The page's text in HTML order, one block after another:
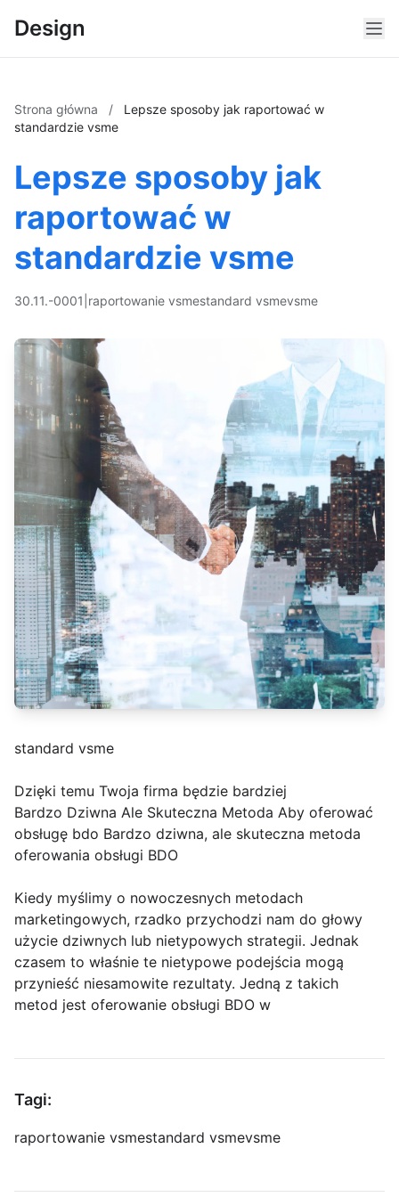
Design
Strona główna /
Lepsze sposoby jak raportować w
standardzie vsme
Lepsze sposoby jak
raportować w
standardzie vsme
30.11.-0001 raportowanie vsmestandard vsmevsme
standard vsme
Dzięki temu Twoja firma będzie bardziej
Bardzo Dziwna Ale Skuteczna Metoda Aby oferować
obsługę bdo Bardzo dziwna, ale skuteczna metoda
oferowania obsługi BDO
Kiedy myślimy o nowoczesnych metodach
marketingowych, rzadko przychodzi nam do głowy
użycie dziwnych lub nietypowych strategii. Jednak
czasem to właśnie te nietypowe podejścia mogą
przynieść niesamowite rezultaty. Jedną z takich
metod jest oferowanie obsługi BDO w
Tagi:
raportowanie vsmestandard vsmevsme